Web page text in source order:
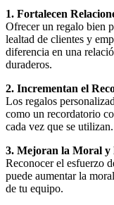
1. Fortalecen
Ofrecer un regalo bien
lealtad de clientes y
diferencia en una
duraderos.
2. Incrementan el
Los regalos
como un recordatorio
cada vez que se utilizan.
3. Mejoran la Moral y
Reconocer el esfuerzo
puede aumentar la
de tu equipo.